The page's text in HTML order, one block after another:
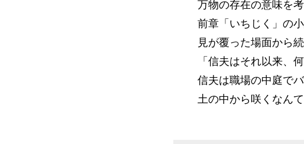
万物の存在の意味を
前章「いちじく」の
見が覆った場面から
「信夫はそれ以来、
信夫は職場の中庭で
土の中から咲くなん